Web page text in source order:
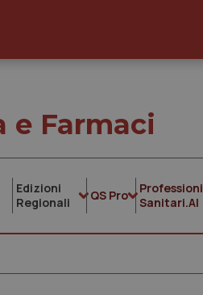
e Farmaci
Edizioni
Regionali
QS Pro
Sanitari.AI